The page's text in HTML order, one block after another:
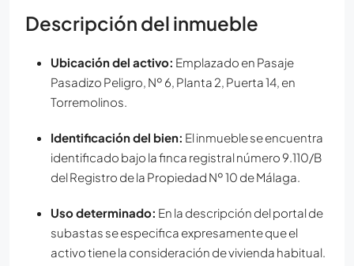
Descripción del inmueble
Ubicación del activo: Emplazado en Pasaje
Pasadizo Peligro, Nº 6, Planta 2, Puerta 14, en
Torremolinos.
Identificación del bien: El inmueble se encuentra
identificado bajo la finca registral número 9.110/B
del Registro de la Propiedad Nº 10 de Málaga.
Uso determinado: En la descripción del portal de
subastas se especifica expresamente que el
activo tiene la consideración de vivienda habitual.